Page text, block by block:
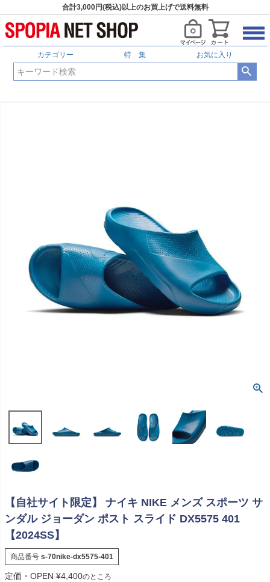
合計3,000円(税込)以上のお買上げで送料無料
カテゴリー 特 集 お気に入り
【自社サイト限定】 ナイキ NIKE メンズ スポーツ サ
ンダル ジョーダン ポスト スライド DX5575 401
【2024SS】
商品番号 s-70nike-dx5575-401
定価・OPEN ¥4,400のところ